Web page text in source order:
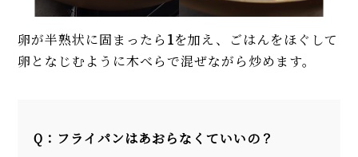
卵が半熟状に固まったら 1を加え、ごはんをほぐして
卵となじむように木べらで混ぜながら炒めます。
Q：フライパンはあおらなくていいの？